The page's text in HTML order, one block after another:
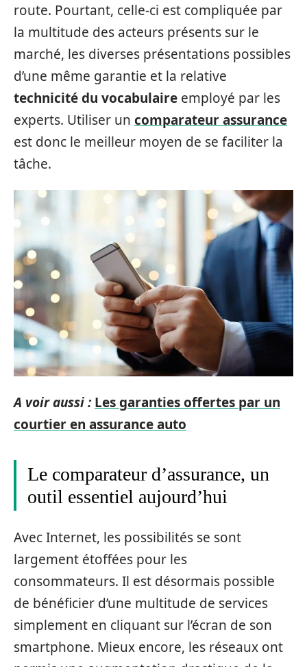
route. Pourtant, celle-ci est compliquée par
la multitude des acteurs présents sur le
marché, les diverses présentations possibles
d’une même garantie et la relative
technicité du vocabulaire employé par les
experts. Utiliser un comparateur assurance
est donc le meilleur moyen de se faciliter la
tâche.
A voir aussi : Les garanties offertes par un
courtier en assurance auto
Le comparateur d’assurance, un
outil essentiel aujourd’hui
Avec Internet, les possibilités se sont
largement étoffées pour les
consommateurs. Il est désormais possible
de bénéficier d’une multitude de services
simplement en cliquant sur l’écran de son
smartphone. Mieux encore, les réseaux ont